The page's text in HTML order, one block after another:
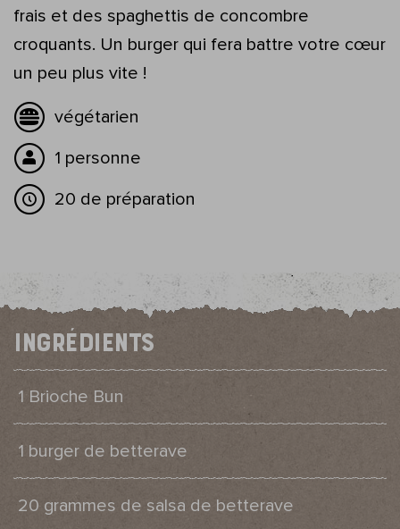
frais et des spaghettis de concombre
croquants. Un burger qui fera battre votre cœur
un peu plus vite !
végétarien
1 personne
20 de préparation
Ingrédients
1 Brioche Bun
1 burger de betterave
20 grammes de salsa de betterave